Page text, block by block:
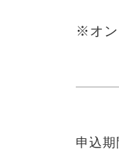
※オン
申込